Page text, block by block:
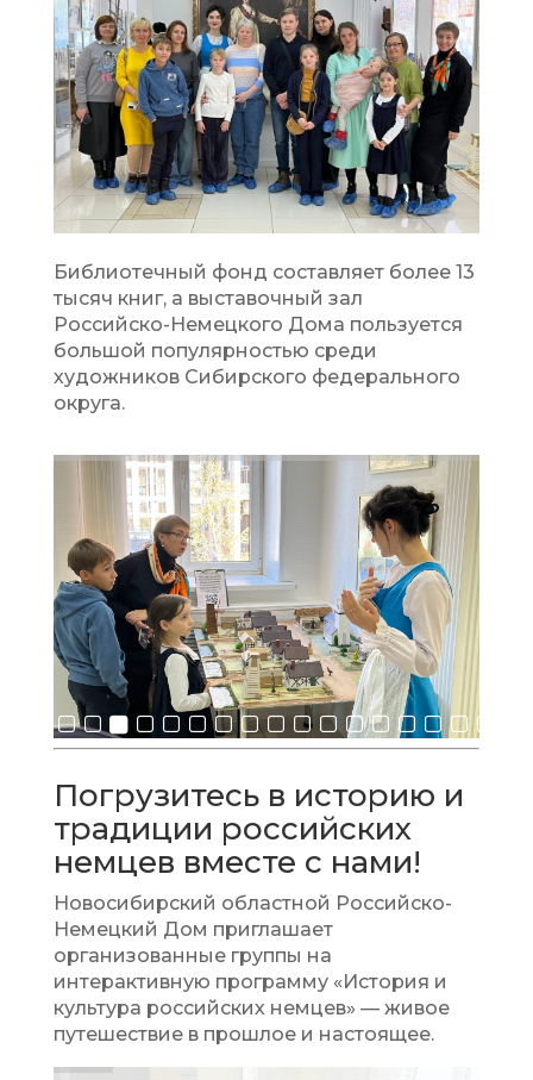
Библиотечный фонд составляет более 13
тысяч книг, а выставочный зал
Российско-Немецкого Дома пользуется
большой популярностью среди
художников Сибирского федерального
округа.
Погрузитесь в историю и
традиции российских
немцев вместе с нами!
Новосибирский областной Российско-
Немецкий Дом приглашает
организованные группы на
интерактивную программу «История и
культура российских немцев» — живое
путешествие в прошлое и настоящее.